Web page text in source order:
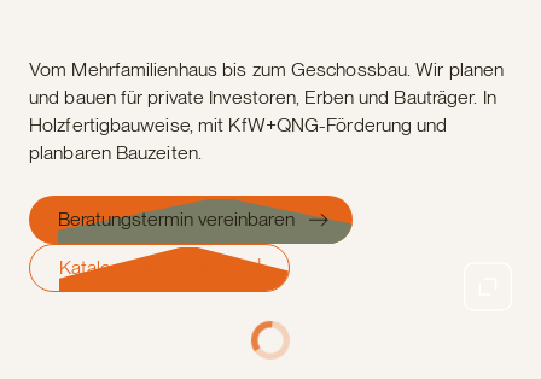
Vom Mehrfamilienhaus bis zum Geschossbau. Wir planen
und bauen für private Investoren, Erben und Bauträger. In
Holzfertigbauweise, mit KfW+QNG-Förderung und
planbaren Bauzeiten.
Beratungstermin vereinbaren
Katalog herunterladen